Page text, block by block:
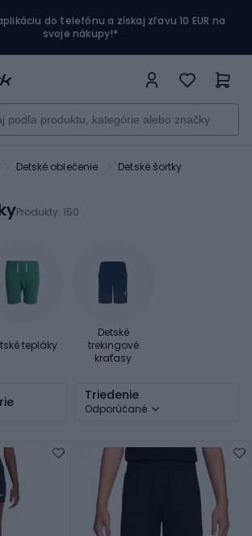
do telefónu a získaj zľavu 10 EUR na
svoje nákupy!*
Detské oblečenie Detské šortky
Produkty: 150
tepláky
Detské
trekingové
kraťasy
Triedenie
Odporúčané